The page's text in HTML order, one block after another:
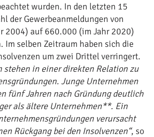
wurden. In den letzten 15
der Gewerbeanmeldungen von
2004) auf 660.000 (im Jahr 2020)
Im selben Zeitraum haben sich die
um zwei Drittel verringert.
stehen in einer direkten Relation zu
Junge Unternehmen
fünf Jahren nach Gründung deutlich
als ältere Unternehmen**. Ein
verursacht
Rückgang bei den Insolvenzen“, so